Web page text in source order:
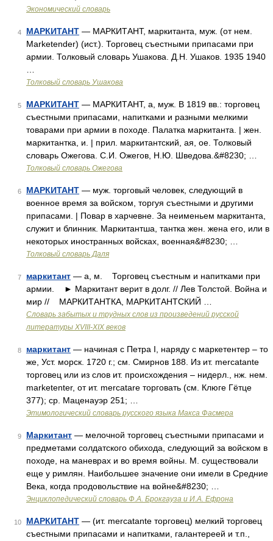
Экономический словарь
4 МАРКИТАНТ — МАРКИТАНТ, маркитанта, муж. (от нем.
Marketender) (ист.). Торговец съестными припасами при
армии. Толковый словарь Ушакова. Д.Н. Ушаков. 1935 1940
Толковый словарь Ушакова
5 МАРКИТАНТ — МАРКИТАНТ, а, муж. В 1819 вв.: торговец
съестными припасами, напитками и разными мелкими
товарами при армии в походе. Палатка маркитанта. | жен.
маркитантка, и. | прил. маркитантский, ая, ое. Толковый
словарь Ожегова. С.И. Ожегов, Н.Ю. Шведова.&#8230; …
Толковый словарь Ожегова
6 МАРКИТАНТ — муж. торговый человек, следующий в
военное время за войском, торгуя съестными и другими
припасами. | Повар в харчевне. За неименьем маркитанта,
служит и блинник. Маркитантша, тантка жен. жена его, или в
некоторых иностранных войсках, военная&#8230; …
Толковый словарь Даля
7 маркитант — а, м. Торговец съестным и напитками при
армии. ► Маркитант верит в долг. // Лев Толстой. Война и
мир // МАРКИТАНТКА, МАРКИТАНТСКИЙ …
Словарь забытых и трудных слов из произведений русской
литературы ХVIII-ХIХ веков
8 маркитант — начиная с Петра I, наряду с маркетентер – то
же, Уст. морск. 1720 г.; см. Смирнов 188. Из ит. mercatante
торговец или из слов ит. происхождения – нидерл., нж. нем.
marketenter, от ит. mеrсаtаrе торговать (см. Клюге Гётце
377); ср. Маценауэр 251; …
Этимологический словарь русского языка Макса Фасмера
9 Маркитант — мелочной торговец съестными припасами и
предметами солдатского обихода, следующий за войском в
походе, на маневрах и во время войны. М. существовали
еще у римлян. Наибольшее значение они имели в Средние
Века, когда продовольствие на войне&#8230; …
Энциклопедический словарь Ф.А. Брокгауза и И.А. Ефрона
10 МАРКИТАНТ — (ит. mercatante торговец) мелкий торговец
съестными припасами и напитками, галантереей и т.п.,